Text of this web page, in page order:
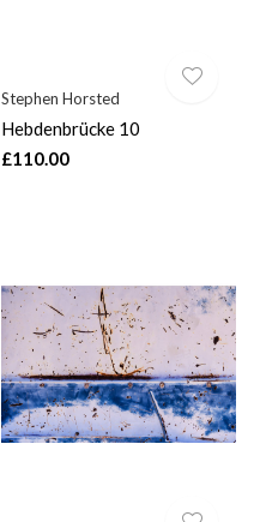
Stephen Horsted
Hebdenbrücke 10
£110.00